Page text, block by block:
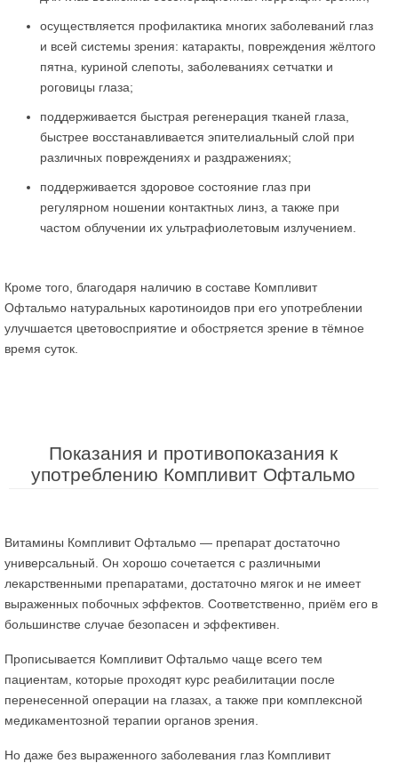
осуществляется профилактика многих заболеваний глаз
и всей системы зрения: катаракты, повреждения жёлтого
пятна, куриной слепоты, заболеваниях сетчатки и
роговицы глаза;
поддерживается быстрая регенерация тканей глаза,
быстрее восстанавливается эпителиальный слой при
различных повреждениях и раздражениях;
поддерживается здоровое состояние глаз при
регулярном ношении контактных линз, а также при
частом облучении их ультрафиолетовым излучением.
Кроме того, благодаря наличию в составе Компливит
Офтальмо натуральных каротиноидов при его употреблении
улучшается цветовосприятие и обостряется зрение в тёмное
время суток.
Показания и противопоказания к
употреблению Компливит Офтальмо
Витамины Компливит Офтальмо — препарат достаточно
универсальный. Он хорошо сочетается с различными
лекарственными препаратами, достаточно мягок и не имеет
выраженных побочных эффектов. Соответственно, приём его в
большинстве случае безопасен и эффективен.
Прописывается Компливит Офтальмо чаще всего тем
пациентам, которые проходят курс реабилитации после
перенесенной операции на глазах, а также при комплексной
медикаментозной терапии органов зрения.
Но даже без выраженного заболевания глаз Компливит